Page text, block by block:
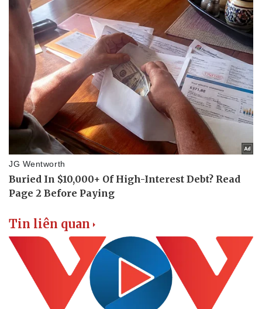
Pháp luật
Tin nóng
Tư vấn luật
Quân sự - Quốc phòng
Vũ khí
Việt Nam
Phân tích
Tin liên quan